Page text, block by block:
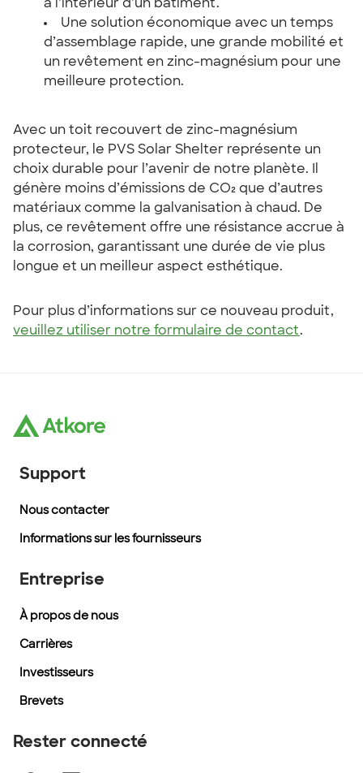
à l’intérieur d’un bâtiment.
Une solution économique avec un temps
d’assemblage rapide, une grande mobilité et
un revêtement en zinc-magnésium pour une
meilleure protection.
Avec un toit recouvert de zinc-magnésium
protecteur, le PVS Solar Shelter représente un
choix durable pour l’avenir de notre planète. Il
génère moins d’émissions de CO₂ que d’autres
matériaux comme la galvanisation à chaud. De
plus, ce revêtement offre une résistance accrue à
la corrosion, garantissant une durée de vie plus
longue et un meilleur aspect esthétique.
Pour plus d’informations sur ce nouveau produit,
veuillez utiliser notre formulaire de contact.
Support
Nous contacter
Informations sur les fournisseurs
Entreprise
À propos de nous
Carrières
Investisseurs
Brevets
Rester connecté